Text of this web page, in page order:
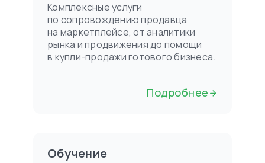
Комплексные услуги
по сопровождению продавца
на маркетплейсе, от аналитики
рынка и продвижения до помощи
в купли-продажи готового бизнеса.
Подробнее
Обучение